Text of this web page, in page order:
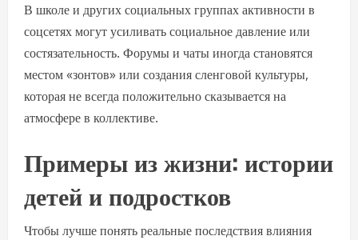
В школе и других социальных группах активности в
соцсетях могут усиливать социальное давление или
состязательность. Форумы и чаты иногда становятся
местом «зонтов» или создания сленговой культуры,
которая не всегда положительно сказывается на
атмосфере в коллективе.
Примеры из жизни: истории
детей и подростков
Чтобы лучше понять реальные последствия влияния